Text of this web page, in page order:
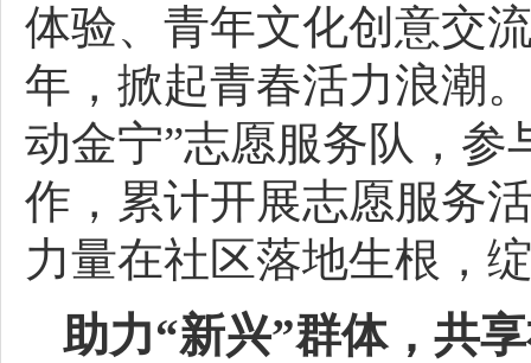
体验、青年文化创意交
年，掀起青春活力浪潮
动金宁”志愿服务队，
作，累计开展志愿服务
力量在社区落地生根，
助力“新兴”群体，共